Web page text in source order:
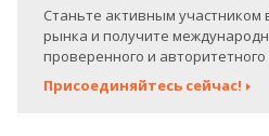
Станьте активным участником
рынка и получите
проверенного и
Присоединяйтесь сейчас!